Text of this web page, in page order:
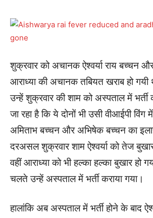
शुक्रवार को अचानक ऐश्वर्या राय बच्चन
आराध्या की अचानक तबियत खराब हो
उन्हें शुक्रवार की शाम को अस्पताल में भर्ती
जा रहा है कि ये दोनों भी उसी वीआईपी
अमिताभ बच्चन और अभिषेक बच्चन का
दरअसल शुक्रवार शाम ऐश्वर्या को तेज
वहीं आराध्या को भी हल्का हल्का बुखार हो
चलते उन्हें अस्पताल में भर्ती कराया गया।
हालांकि अब अस्पताल में भर्ती होने के बाद